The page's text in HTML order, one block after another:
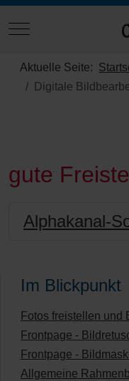
Mobile Menu Toggle
Aktuelle Seite:
Digitale
gute
Alphakanal-
Im Blickpunkt
Fotos freistellen und
Frontpage -
Frontpage -
Allgemeine